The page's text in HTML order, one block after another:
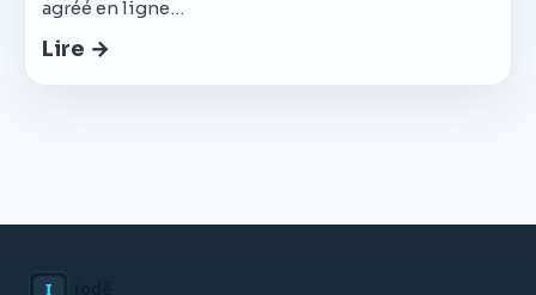
agréé en ligne…
Lire →